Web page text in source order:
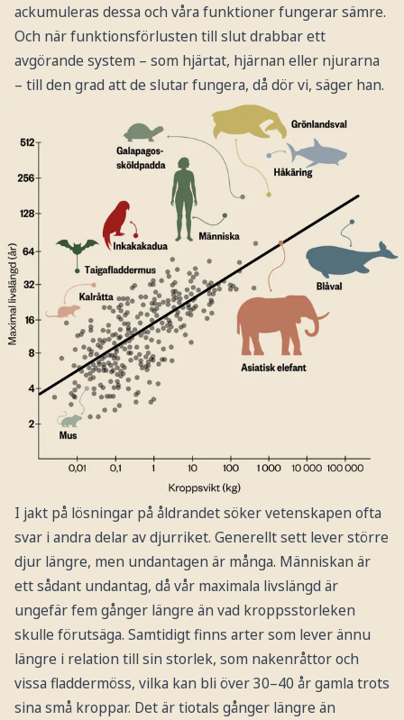
ackumuleras dessa och våra funktioner fungerar sämre.
Och när funktionsförlusten till slut drabbar ett
avgörande system – som hjärtat, hjärnan eller njurarna
– till den grad att de slutar fungera, då dör vi, säger han.
I jakt på lösningar på åldrandet söker vetenskapen ofta
svar i andra delar av djurriket. Generellt sett lever större
djur längre, men undantagen är många. Människan är
ett sådant undantag, då vår maximala livslängd är
ungefär fem gånger längre än vad kroppsstorleken
skulle förutsäga. Samtidigt finns arter som lever ännu
längre i relation till sin storlek, som nakenråttor och
vissa fladdermöss, vilka kan bli över 30–40 år gamla trots
sina små kroppar. Det är tiotals gånger längre än